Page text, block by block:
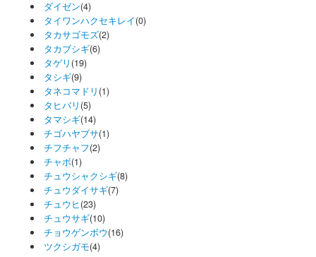
ダイゼン(4)
タイワンハクセキレイ(0)
タカサゴモズ(2)
タカブシギ(6)
タゲリ (19)
タシギ(9)
タネコマドリ (1)
タヒバリ (5)
タマシギ(14)
チゴハヤブサ(1)
チフチャフ(2)
チャボ(1)
チュウシャクシギ(8)
チュウダイサギ(7)
チュウヒ(23)
チュウサギ(10)
チョウゲンボウ(16)
ツクシガモ(4)